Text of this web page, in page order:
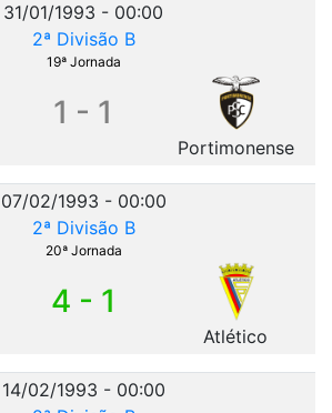
31/01/1993 - 00:00
2ª Divisão B
19ª Jornada
1 - 1
Portimonense
07/02/1993 - 00:00
2ª Divisão B
20ª Jornada
4 - 1
Atlético
14/02/1993 - 00:00